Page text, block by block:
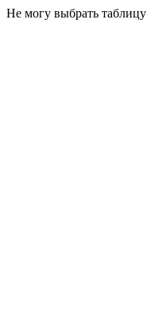
Не могу выбрать таблицу